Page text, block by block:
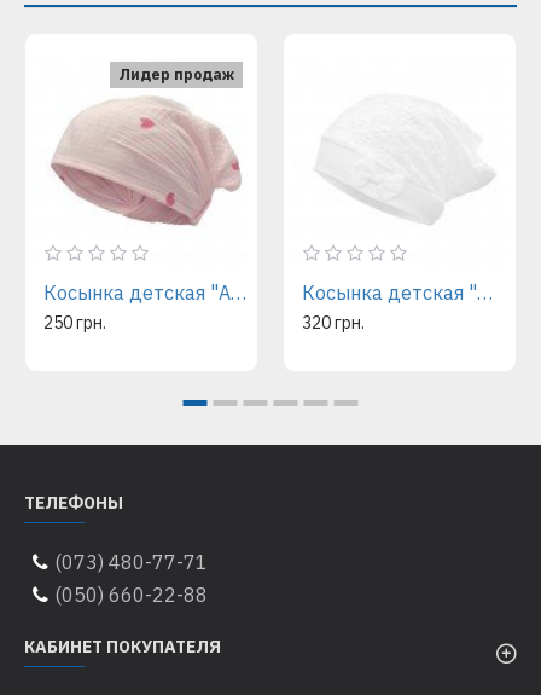
Лидер продаж
Косынка детская "Аделина" (46-54)
250 грн.
Косынка детская "Данута" (42-48)
320 грн.
ТЕЛЕФОНЫ
(073) 480-77-71
(050) 660-22-88
КАБИНЕТ ПОКУПАТЕЛЯ